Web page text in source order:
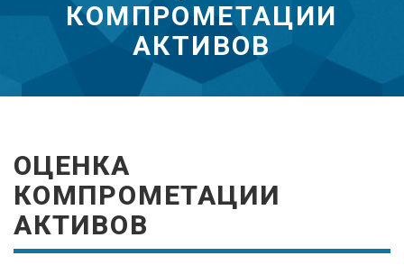
КОМПРОМЕТАЦИИ
АКТИВОВ
ОЦЕНКА
КОМПРОМЕТАЦИИ
АКТИВОВ